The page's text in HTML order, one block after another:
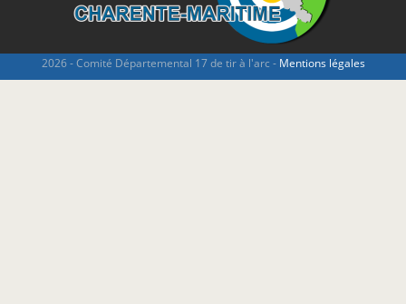
2026 - Comité Départemental 17 de tir à l'arc - Mentions légales